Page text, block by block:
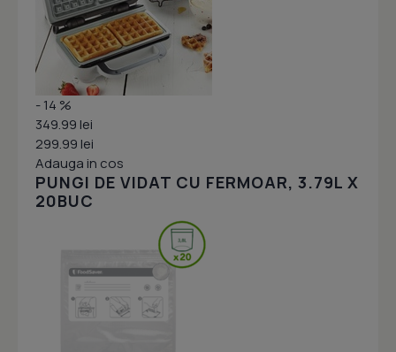
- 14 %
349.99 lei
299.99 lei
Adauga in cos
PUNGI DE VIDAT CU FERMOAR, 3.79L X
20BUC